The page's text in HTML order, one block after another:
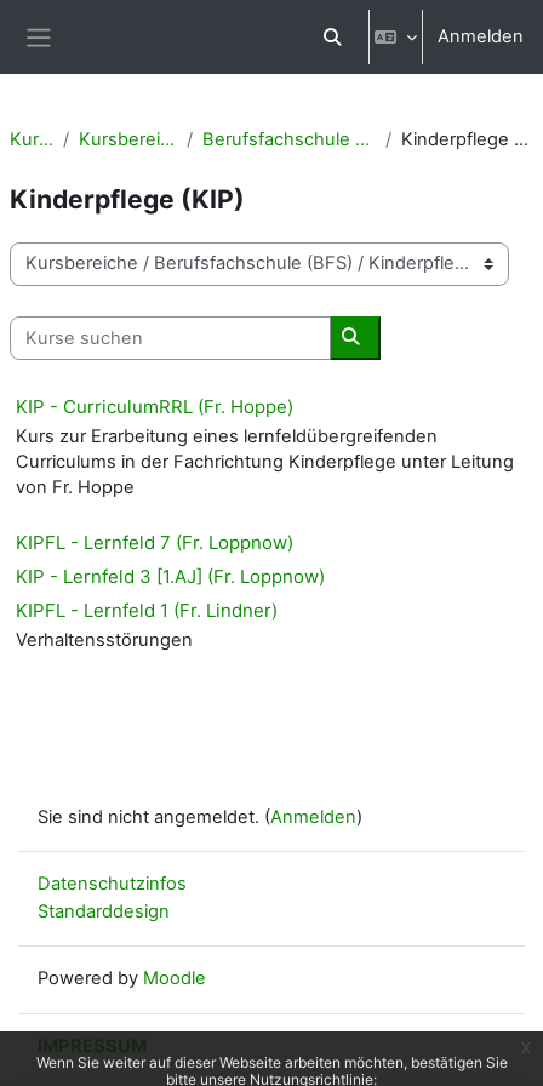
Wenn Sie weiter auf dieser Webseite arbeiten möchten, bestätigen Sie
bitte unsere Nutzungsrichtlinie:
Sucheingabe umschalten
Anmelden
Kurse Kursbereiche Berufsfachschule (BFS) Kinderpflege (KIP)
Kinderpflege (KIP)
Kursbereiche
Kurse suchen
Kurse suchen
KIP - CurriculumRRL (Fr. Hoppe)
Kurs zur Erarbeitung eines lernfeldübergreifenden
Curriculums in der Fachrichtung Kinderpflege unter Leitung
von Fr. Hoppe
KIPFL - Lernfeld 7 (Fr. Loppnow)
KIP - Lernfeld 3 [1.AJ] (Fr. Loppnow)
KIPFL - Lernfeld 1 (Fr. Lindner)
Verhaltensstörungen
Sie sind nicht angemeldet. (Anmelden)
Datenschutzinfos
Standarddesign
Powered by Moodle
IMPRESSUM